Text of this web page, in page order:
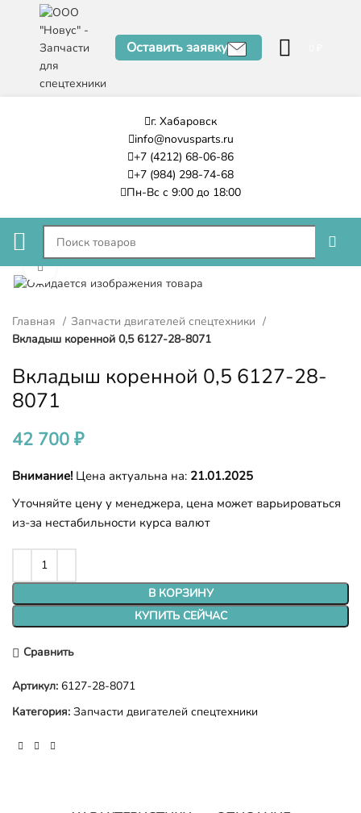
Оставить заявку
г. Хабаровск
info@novusparts.ru
+7 (4212) 68-06-86
+7 (984) 298-74-68
Пн-Вс с 9:00 до 18:00
Нажмите, чтобы увеличить
Главная
Запчасти двигателей спецтехники
Вкладыш коренной 0,5 6127-28-8071
Вкладыш коренной 0,5 6127-28-
8071
42 700 ₽
Внимание! Цена актуальна на: 21.01.2025
Уточняйте цену у менеджера, цена может варьироваться
из-за нестабильности курса валют
В КОРЗИНУ
КУПИТЬ СЕЙЧАС
Сравнить
Артикул: 6127-28-8071
Категория: Запчасти двигателей спецтехники